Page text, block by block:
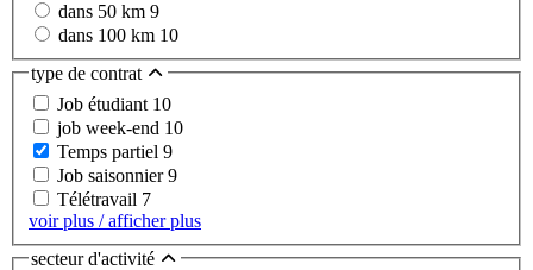
dans 50 km 9
dans 100 km 10
type de contrat
Job étudiant 10
job week-end 10
Temps partiel 9
Job saisonnier9
Télétravail 7
voir plus / afficher plus
secteur d'activité